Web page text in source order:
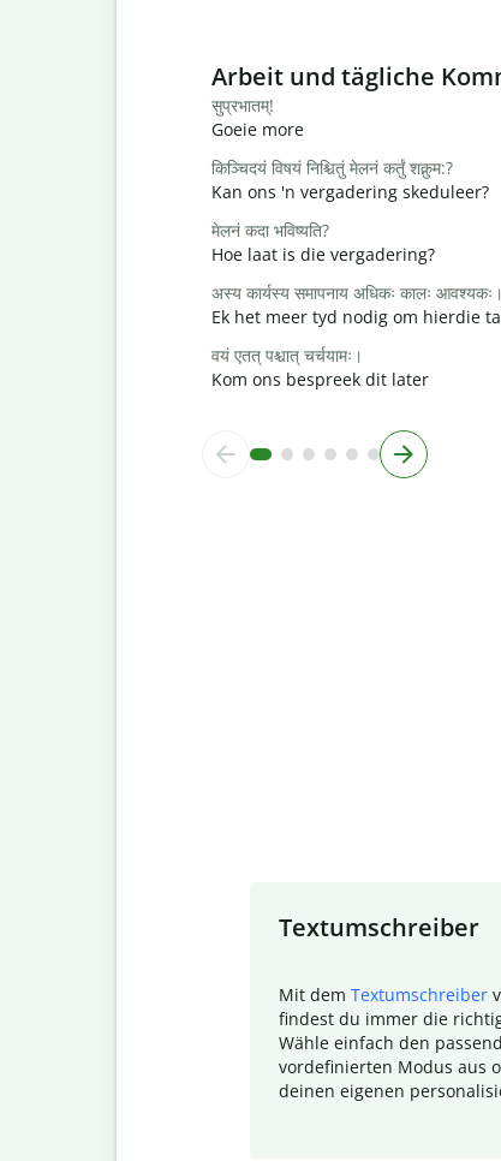
Slide 1 of 6
Arbeit und tägliche
सुप्रभातम्!
Goeie more
किञ्चिदयं विषयं निश्चितुं मेलनं कर्तुं शक्नुम:?
Kan ons 'n vergadering skeduleer?
मेलनं कदा भविष्यति?
Hoe laat is die vergadering?
अस्य कार्यस्य समापनाय अधिकः कालः आवश्यकः।
Ek het meer tyd nodig om hierdie
वयं एतत् पश्चात् चर्चयामः।
Kom ons bespreek dit later
Textumschreiber
Mit dem Textumschreiber
findest du immer die
Wähle einfach den
vordefinierten Modus aus
deinen eigenen